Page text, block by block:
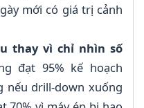
mới có giá trị cảnh
thay vì chỉ nhìn số
đạt 95% kế hoạch
nếu drill-down xuống